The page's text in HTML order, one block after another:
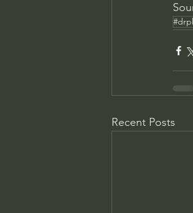
Recent Posts